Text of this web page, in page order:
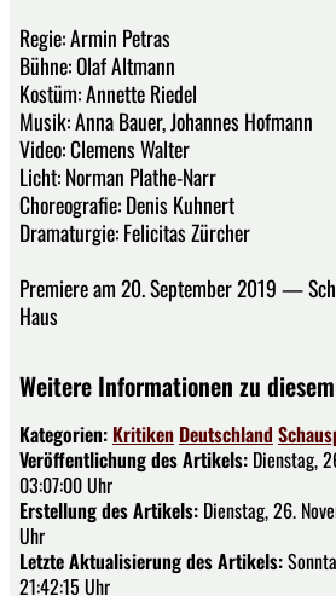
Regie: Armin Petras
Bühne: Olaf Altmann
Kostüm: Annette Riedel
Musik: Anna Bauer, Johannes Hofmann
Video: Clemens Walter
Licht: Norman Plathe-Narr
Choreografie: Denis Kuhnert
Dramaturgie: Felicitas Zürcher
Premiere am 20. September 2019 —
Haus
Weitere Informationen zu
Kategorien: Kritiken Deutschland
Veröffentlichung des Artikels: Dienstag,
03:07:00 Uhr
Erstellung des Artikels: Dienstag, 26.
Uhr
Letzte Aktualisierung des Artikels:
21:42:15 Uhr